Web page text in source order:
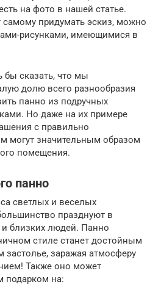
на фото в нашей статье.
придумать эскиз, можно
рисунками, имеющимися в
бы сказать, что мы
долю всего разнообразия
панно из подручных
Но даже на их примере
с правильно
могут значительным образом
помещения.
панно
светлых и веселых
празднуют в
близких людей. Панно
стиле станет достойным
заражая атмосферу
Также оно может
подарком на: